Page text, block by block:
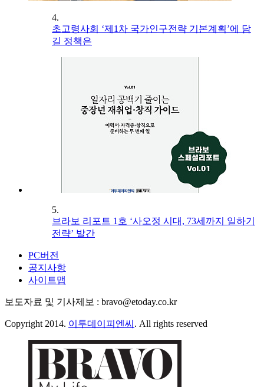
4.
초고령사회 ‘제1차 국가인구전략 기본계획’에 담
길 정책은
5.
브라보 리포트 1호 ‘사오정 시대, 73세까지 일하기
전략’ 발간
PC버전
공지사항
사이트맵
보도자료 및 기사제보 : bravo@etoday.co.kr
Copyright 2014. 이투데이피엔씨 . All rights reserved